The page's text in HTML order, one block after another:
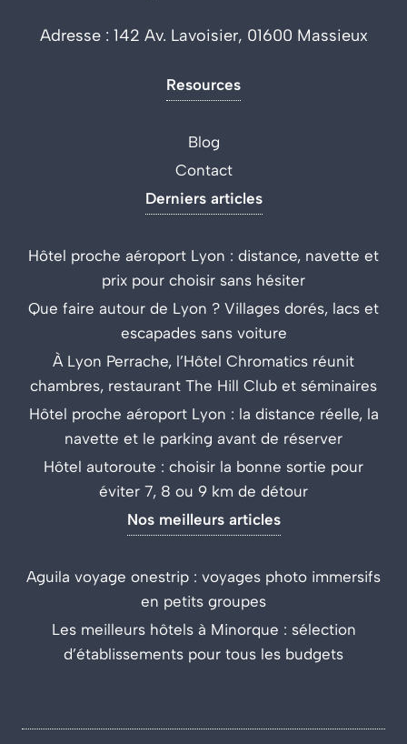
Adresse : 142 Av. Lavoisier, 01600 Massieux
Resources
Blog
Contact
Derniers articles
Hôtel proche aéroport Lyon : distance, navette et
prix pour choisir sans hésiter
Que faire autour de Lyon ? Villages dorés, lacs et
escapades sans voiture
À Lyon Perrache, l’Hôtel Chromatics réunit
chambres, restaurant The Hill Club et séminaires
Hôtel proche aéroport Lyon : la distance réelle, la
navette et le parking avant de réserver
Hôtel autoroute : choisir la bonne sortie pour
éviter 7, 8 ou 9 km de détour
Nos meilleurs articles
Aguila voyage onestrip : voyages photo immersifs
en petits groupes
Les meilleurs hôtels à Minorque : sélection
d’établissements pour tous les budgets